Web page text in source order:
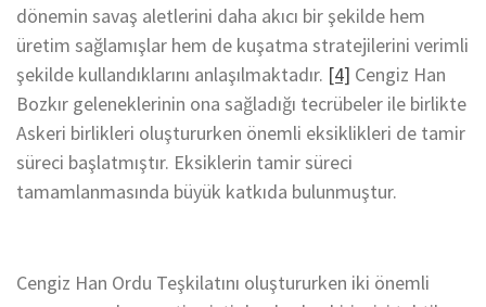
dönemin savaş aletlerini daha akıcı bir şekilde hem
üretim sağlamışlar hem de kuşatma stratejilerini verimli
şekilde kullandıklarını anlaşılmaktadır. [4] Cengiz Han
Bozkır geleneklerinin ona sağladığı tecrübeler ile birlikte
Askeri birlikleri oluştururken önemli eksiklikleri de tamir
süreci başlatmıştır. Eksiklerin tamir süreci
tamamlanmasında büyük katkıda bulunmuştur.
Cengiz Han Ordu Teşkilatını oluştururken iki önemli